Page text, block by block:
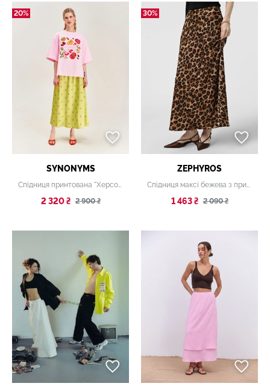
20%
SYNONYMS
Спідниця принтована "Херсонські помідори" зелена
2 320 ₴ 2 900 ₴
30%
ZEPHYROS
Спідниця максі бежева з принтом
1 463 ₴ 2 090 ₴